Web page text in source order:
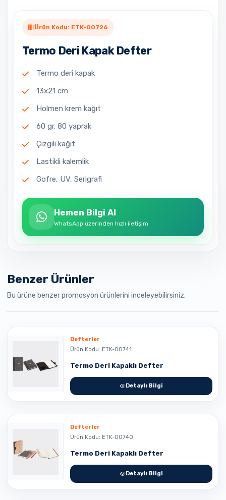
Ürün Kodu: ETK-00726
Termo Deri Kapak Defter
Termo deri kapak
13x21 cm
Holmen krem kağıt
60 gr. 80 yaprak
Çizgili kağıt
Lastikli kalemlik
Gofre, UV, Serigrafi
Hemen Bilgi Al
WhatsApp üzerinden hızlı iletişim
Benzer Ürünler
Bu ürüne benzer promosyon ürünlerini inceleyebilirsiniz.
Defterler
Ürün Kodu: ETK-00741
Termo Deri Kapaklı Defter
Detaylı Bilgi
Defterler
Ürün Kodu: ETK-00740
Termo Deri Kapaklı Defter
Detaylı Bilgi